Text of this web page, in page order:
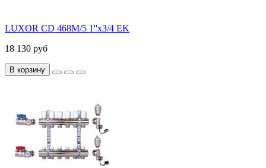
LUXOR CD 468M/5 1''х3/4 EK
18 130 руб
В корзину